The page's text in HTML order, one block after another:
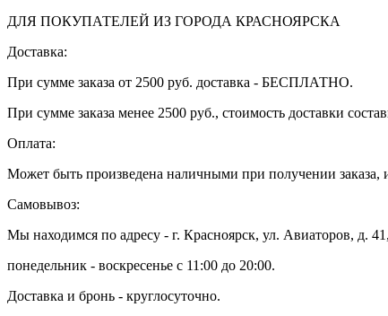
ДЛЯ ПОКУПАТЕЛЕЙ ИЗ ГОРОДА КРАСНОЯРСКА
Доставка:
При сумме заказа от 2500 руб. доставка - БЕСПЛАТНО.
При сумме заказа менее 2500 руб., стоимость доставки
Оплата:
Может быть произведена наличными при получении заказа,
Самовывоз:
Мы находимся по адресу - г. Красноярск, ул. Авиаторов, д. 41,
понедельник - воскресенье с 11:00 до 20:00.
Доставка и бронь - круглосуточно.